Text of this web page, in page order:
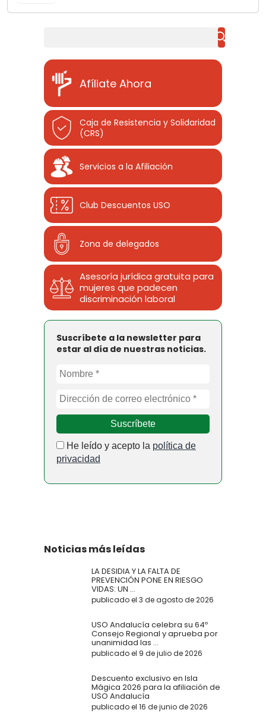
Afíliate Ahora
Caja de Resistencia y Solidaridad
(CRS)
Servicios a la Afiliación
Club Descuentos USO
Zona de delegados
Asesoría jurídica gratuita para
mujeres que padecen
discriminación laboral
Suscríbete a la newsletter para
estar al día de nuestras noticias.
He leído y acepto la política de
privacidad
Noticias más leídas
LA DESIDIA Y LA FALTA DE
PREVENCIÓN PONE EN RIESGO
VIDAS: UN ...
publicado el 3 de agosto de 2026
USO Andalucía celebra su 64º
Consejo Regional y aprueba por
unanimidad las ...
publicado el 9 de julio de 2026
Descuento exclusivo en Isla
Mágica 2026 para la afiliación de
USO Andalucía
publicado el 16 de junio de 2026